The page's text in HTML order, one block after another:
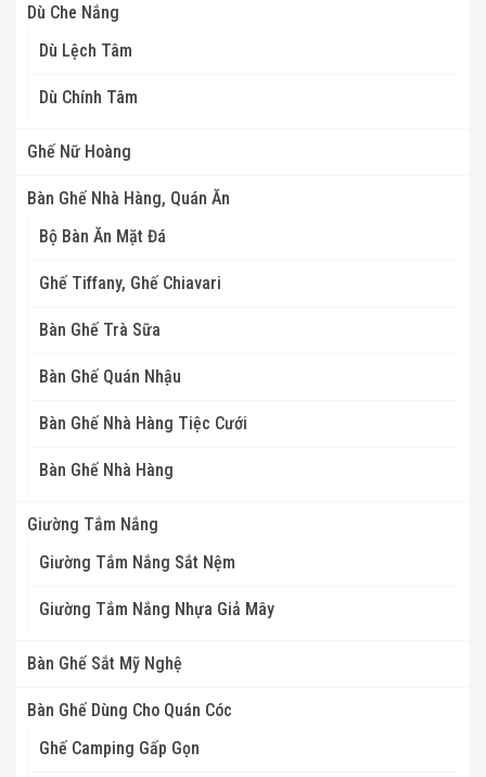
Dù Che Nắng
Dù Lệch Tâm
Dù Chính Tâm
Ghế Nữ Hoàng
Bàn Ghế Nhà Hàng, Quán Ăn
Bộ Bàn Ăn Mặt Đá
Ghế Tiffany, Ghế Chiavari
Bàn Ghế Trà Sữa
Bàn Ghế Quán Nhậu
Bàn Ghế Nhà Hàng Tiệc Cưới
Bàn Ghế Nhà Hàng
Giường Tắm Nắng
Giường Tắm Nắng Sắt Nệm
Giường Tắm Nắng Nhựa Giả Mây
Bàn Ghế Sắt Mỹ Nghệ
Bàn Ghế Dùng Cho Quán Cóc
Ghế Camping Gấp Gọn